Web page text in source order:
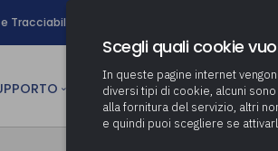
e Tracciabilità
CULTURA person AREA
Scegli quali cookie
In queste pagine internet
diversi tipi di cookie, alcuni
alla fornitura del servizio, altri
e quindi puoi scegliere se